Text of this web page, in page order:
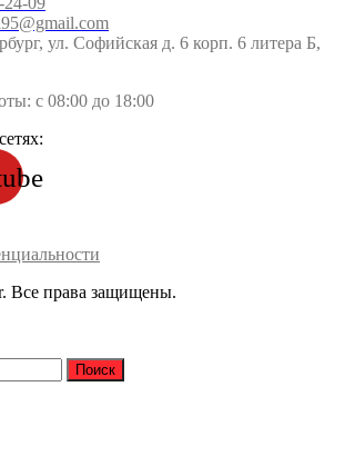
ул. Софийская д. 6 корп. 6 литера Б,
с 08:00 до 18:00
Все права защищены.
Поиск